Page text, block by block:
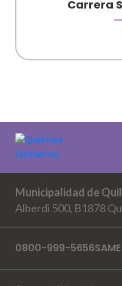
Carrera
Municipalidad de
Alberdi 500, B1878
0800-999-5656